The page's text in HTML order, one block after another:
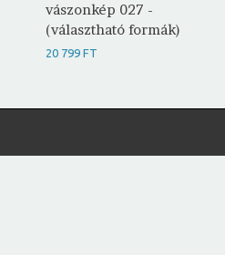
vászonkép 027 -
(választható formák)
20 799 FT